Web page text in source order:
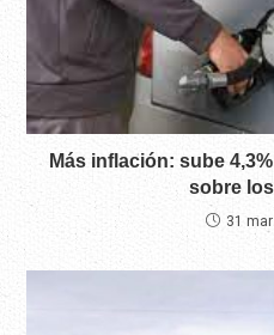
Más inflación: sube
sobre
31